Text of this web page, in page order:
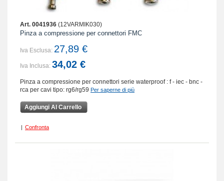
Art. 0041936 (12VARMIK030)
Pinza a compressione per connettori FMC
Iva Esclusa: 27,89 €
Iva Inclusa: 34,02 €
Pinza a compressione per connettori serie waterproof : f - iec - bnc -
rca per cavi tipo: rg6/rg59 Per saperne di più
Aggiungi Al Carrello
| Confronta